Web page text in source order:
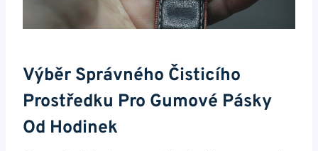
Výběr Správného Čisticího‌
Prostředku Pro Gumové Pásky
‌od Hodinek